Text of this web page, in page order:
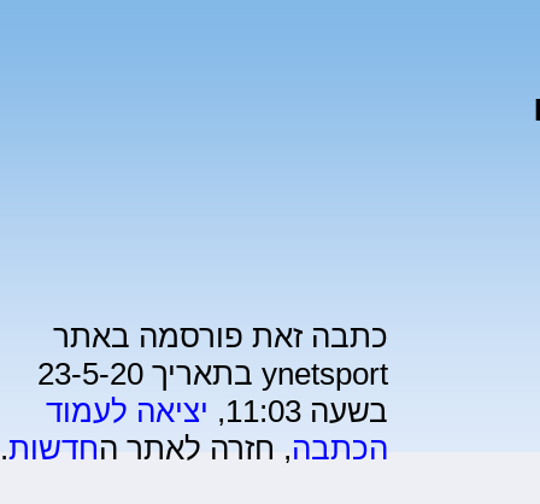
כתבה זאת פורסמה באתר
ynetsport בתאריך 23-5-20
בשעה 11:03,
יציאה לעמוד
הכתבה, חזרה לאתר החדשות.